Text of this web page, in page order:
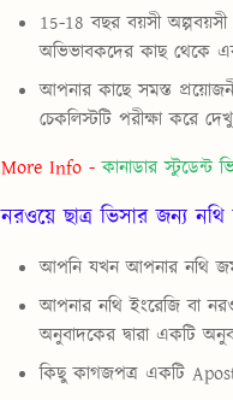
15-18 বছর বয়সী
অভিভাবকদের কাছ থেকে
আপনার কাছে সমস্ত
চেকলিস্টটি পরীক্ষা করে
More Info -কানাডার স্টুডেন্ট
নরওয়ে ছাত্র ভিসার জন্য নথি
আপনি যখন আপনার নথি
আপনার নথি ইংরেজি বা
অনুবাদকের দ্বারা একটি
কিছু কাগজপত্র একটি